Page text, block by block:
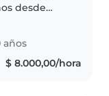
desde
cuidado y
acorde a su
de la
años
$ 8.000,00/hora